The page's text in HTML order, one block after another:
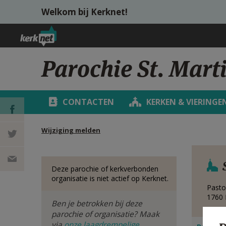
Overslaan en naar de inhoud gaan
Welkom bij Kerknet!
Parochie St.
CONTACTEN KERKEN &
Wijziging melden
DEEL OP
FACEBOOK
DEEL OP
Deze parochie of kerkverbonden
organisatie is niet actief op Kerknet.
Ben je betrokken bij deze
parochie of organisatie? Maak
1760